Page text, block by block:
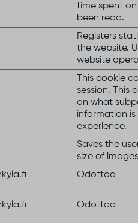
time spent
been read.
Registers
the website.
website
This cookie
session. This
on what
information
experience.
Saves the
size of
Odottaa
Odottaa